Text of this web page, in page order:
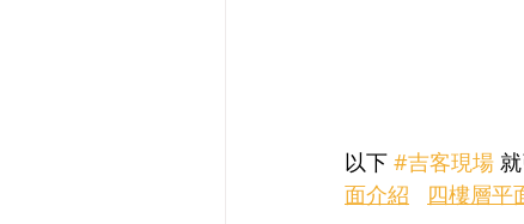
以下 #吉客現場
面介紹
四樓層平